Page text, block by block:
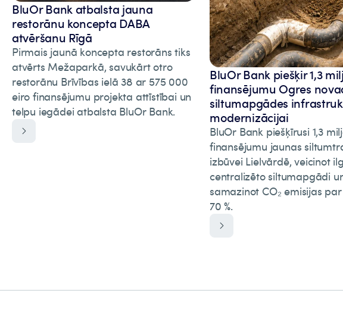
BluOr Bank atbalsta jauna
restorānu koncepta DABA
atvēršanu Rīgā
Pirmais jaunā koncepta restorāns tiks
atvērts Mežaparkā, savukārt otro
restorānu Brīvības ielā 38 ar 575 000
eiro finansējumu projekta attīstībai un
telpu iegādei atbalsta BluOr Bank.
BluOr Bank piešķir 1,3
finansējumu Ogres
siltumapgādes
modernizācijai
BluOr Bank piešķīrusi 1,3
finansējumu jaunas
izbūvei Lielvārdē, veicinot
centralizēto siltumapgādi
samazinot CO₂ emisijas
70 %.